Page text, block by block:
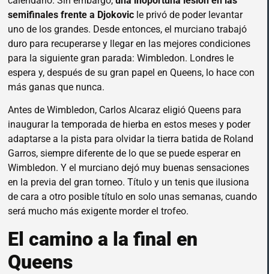
semifinales frente a Djokovic le privó de poder levantar
uno de los grandes. Desde entonces, el murciano trabajó
duro para recuperarse y llegar en las mejores condiciones
para la siguiente gran parada: Wimbledon. Londres le
espera y, después de su gran papel en Queens, lo hace con
más ganas que nunca.
Antes de Wimbledon, Carlos Alcaraz eligió Queens para
inaugurar la temporada de hierba en estos meses y poder
adaptarse a la pista para olvidar la tierra batida de Roland
Garros, siempre diferente de lo que se puede esperar en
Wimbledon. Y el murciano dejó muy buenas sensaciones
en la previa del gran torneo. Título y un tenis que ilusiona
de cara a otro posible título en solo unas semanas, cuando
será mucho más exigente morder el trofeo.
El camino a la final en
Queens